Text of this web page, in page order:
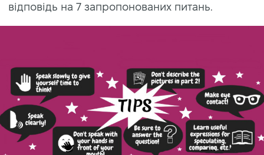
відповідь на 7 запропонованих питань.